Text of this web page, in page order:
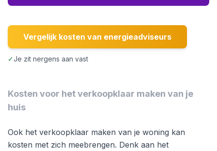
Vergelijk kosten van energieadviseurs
✓Je zit nergens aan vast
Kosten voor het verkoopklaar maken van je
huis
Ook het verkoopklaar maken van je woning kan
kosten met zich meebrengen. Denk aan het